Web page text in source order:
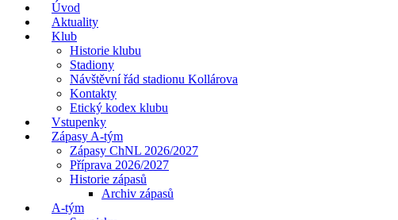
Úvod
Aktuality
Klub
Historie klubu
Stadiony
Návštěvní řád stadionu Kollárova
Kontakty
Etický kodex klubu
Vstupenky
Zápasy A-tým
Zápasy ChNL 2026/2027
Příprava 2026/2027
Historie zápasů
Archiv zápasů
A-tým